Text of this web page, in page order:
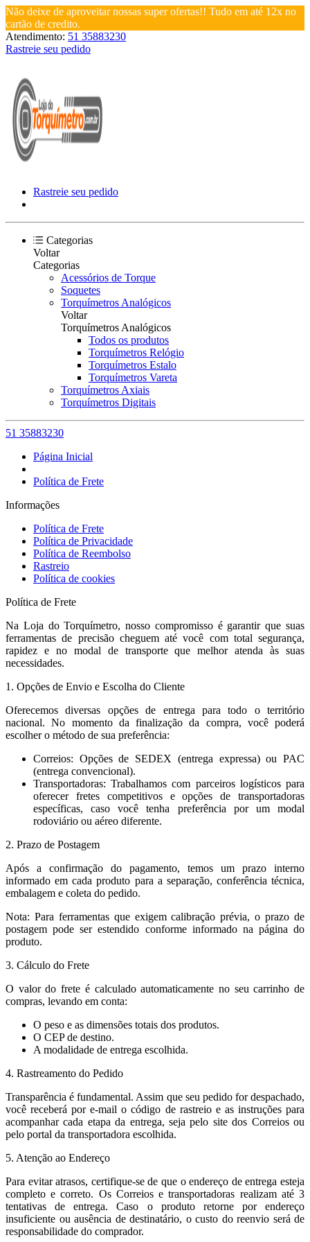
Não deixe de aproveitar nossas super ofertas!! Tudo em até 12x no
cartão de credito.
Atendimento: 51 35883230
Rastreie seu pedido
Rastreie seu pedido
Categorias
Voltar
Categorias
Acessórios de Torque
Soquetes
Torquímetros Analógicos
Voltar
Torquímetros Analógicos
Todos os produtos
Torquímetros Relógio
Torquímetros Estalo
Torquímetros Vareta
Torquímetros Axiais
Torquímetros Digitais
51 35883230
Página Inicial
Política de Frete
Informações
Política de Frete
Política de Privacidade
Política de Reembolso
Rastreio
Política de cookies
Política de Frete
Na Loja do Torquímetro, nosso compromisso é garantir que suas
ferramentas de precisão cheguem até você com total segurança,
rapidez e no modal de transporte que melhor atenda às suas
necessidades.
1. Opções de Envio e Escolha do Cliente
Oferecemos diversas opções de entrega para todo o território
nacional. No momento da finalização da compra, você poderá
escolher o método de sua preferência:
Correios: Opções de SEDEX (entrega expressa) ou PAC
(entrega convencional).
Transportadoras: Trabalhamos com parceiros logísticos para
oferecer fretes competitivos e opções de transportadoras
específicas, caso você tenha preferência por um modal
rodoviário ou aéreo diferente.
2. Prazo de Postagem
Após a confirmação do pagamento, temos um prazo interno
informado em cada produto para a separação, conferência técnica,
embalagem e coleta do pedido.
Nota: Para ferramentas que exigem calibração prévia, o prazo de
postagem pode ser estendido conforme informado na página do
produto.
3. Cálculo do Frete
O valor do frete é calculado automaticamente no seu carrinho de
compras, levando em conta:
O peso e as dimensões totais dos produtos.
O CEP de destino.
A modalidade de entrega escolhida.
4. Rastreamento do Pedido
Transparência é fundamental. Assim que seu pedido for despachado,
você receberá por e-mail o código de rastreio e as instruções para
acompanhar cada etapa da entrega, seja pelo site dos Correios ou
pelo portal da transportadora escolhida.
5. Atenção ao Endereço
Para evitar atrasos, certifique-se de que o endereço de entrega esteja
completo e correto. Os Correios e transportadoras realizam até 3
tentativas de entrega. Caso o produto retorne por endereço
insuficiente ou ausência de destinatário, o custo do reenvio será de
responsabilidade do comprador.